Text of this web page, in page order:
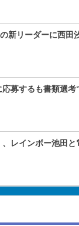
の新リーダー
募するも書類選
レインボー池田と